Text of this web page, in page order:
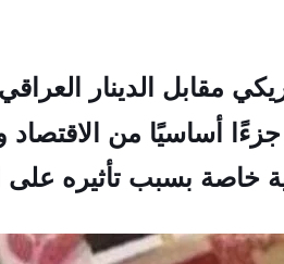
مقابل الدينار
أساسيًا من
خاصة بسبب تأثيره على